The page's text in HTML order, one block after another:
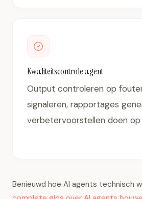
Kwaliteitscontrole agent
Output controleren op
signaleren, rapportages
verbetervoorstellen doen op
Benieuwd hoe AI agents technisch